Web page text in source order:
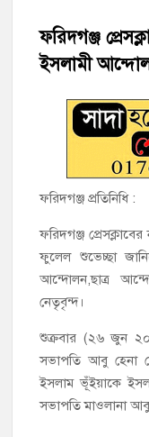
হাজীগঞ্জ সরকারি মডেল
গণঅভ্যুত্থান দিবস’ পালিত
‘জনগণের ভোটে
আলহাজ্ব এমএ হান্নান এমপি
নৌ পুলিশ ফাঁড়ির নাকের
নিষিদ্ধ জাল মেরামত ও
‘জনগণের হাতে রাষ্ট্রের
অঙ্গীকারাবদ্ধ’
মতলব উত্তরে সোনালী
চেক বিতরণ
হাজীগঞ্জ ডিগ্রি কলেজ
শহীদকে স্মরণ
ফরিদগঞ্জ
ইসলামী
ফরিদগঞ্জ প্রতিনিধি :
ফরিদগঞ্জ
ফুলেল শুভেচ্ছা
আন্দোলন,ছাত্র
নেতৃবৃন্দ।
শুক্রবার (২৬ জুন
সভাপতি আবু হেনা
ইসলাম ভূঁইয়াকে
সভাপতি মাওলানা